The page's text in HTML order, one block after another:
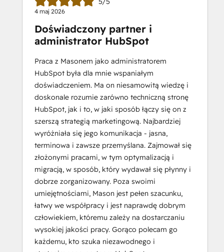
4 maj 2026
Doświadczony partner i
administrator HubSpot
Praca z Masonem jako administratorem
HubSpot była dla mnie wspaniałym
doświadczeniem. Ma on niesamowitą wiedzę i
doskonale rozumie zarówno techniczną stronę
HubSpot, jak i to, w jaki sposób łączy się on z
szerszą strategią marketingową. Najbardziej
wyróżniała się jego komunikacja - jasna,
terminowa i zawsze przemyślana. Zajmował się
złożonymi pracami, w tym optymalizacją i
migracją, w sposób, który wydawał się płynny i
dobrze zorganizowany. Poza swoimi
umiejętnościami, Mason jest pełen szacunku,
łatwy we współpracy i jest naprawdę dobrym
człowiekiem, któremu zależy na dostarczaniu
wysokiej jakości pracy. Gorąco polecam go
każdemu, kto szuka niezawodnego i